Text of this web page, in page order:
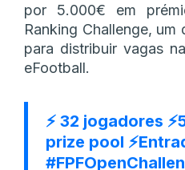
por 5.000€ em
Ranking Challenge,
para distribuir vagas
eFootball.
⚡ 32 jogadores
prize pool